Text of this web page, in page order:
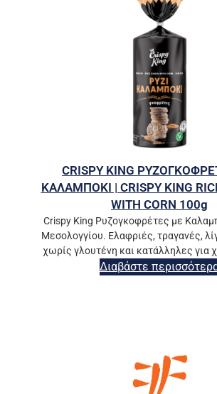
CRISPY KING
ΚΑΛΑΜΠΟΚΙ | CRISPY KING
WITH CORN 100g
Crispy King Ρυζογκοφρέτες με
Μεσολογγίου. Ελαφριές, τραγανές,
χωρίς γλουτένη και κατάλληλες για
Διαβάστε